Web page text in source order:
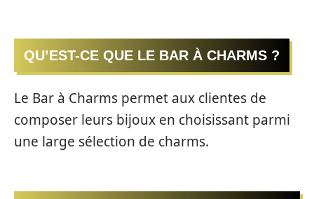
QU’EST-CE QUE LE BAR À CHARMS ?
Le Bar à Charms permet aux clientes de
composer leurs bijoux en choisissant parmi
une large sélection de charms.